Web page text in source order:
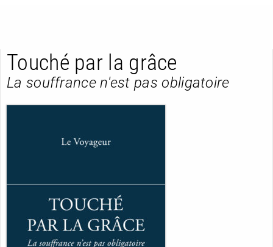
À PARAÎTRE
AVIS
A LA UNE
Touché par la grâce
La souffrance n'est pas obligatoire